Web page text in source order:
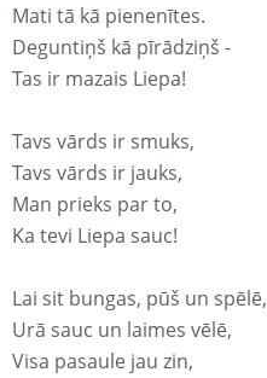
Mati tā kā pienenītes.
Deguntiņš kā pīrādziņš -
Tas ir mazais Liepa!
Tavs vārds ir smuks,
Tavs vārds ir jauks,
Man prieks par to,
Ka tevi Liepa sauc!
Lai sit bungas, pūš un spēlē,
Urā sauc un laimes vēlē,
Visa pasaule jau zin,